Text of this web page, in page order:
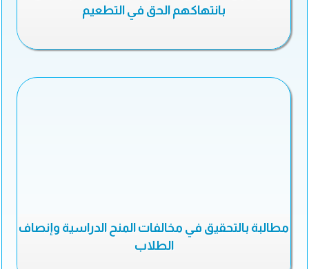
بانتهاكهم الحق في التطعيم
مطالبة بالتحقيق في مخالفات المنح الدراسية وإنصاف
الطلاب